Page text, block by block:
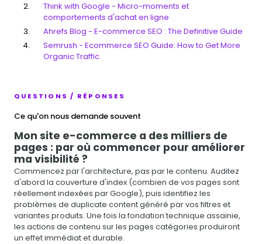
Think with Google - Micro-moments et
comportements d'achat en ligne
Ahrefs Blog - E-commerce SEO : The Definitive Guide
Semrush - Ecommerce SEO Guide: How to Get More
Organic Traffic
QUESTIONS / RÉPONSES
Ce qu'on nous demande souvent
Mon site e-commerce a des milliers de
pages : par où commencer pour améliorer
ma visibilité ?
Commencez par l'architecture, pas par le contenu. Auditez
d'abord la couverture d'index (combien de vos pages sont
réellement indexées par Google), puis identifiez les
problèmes de duplicate content généré par vos filtres et
variantes produits. Une fois la fondation technique assainie,
les actions de contenu sur les pages catégories produiront
un effet immédiat et durable.